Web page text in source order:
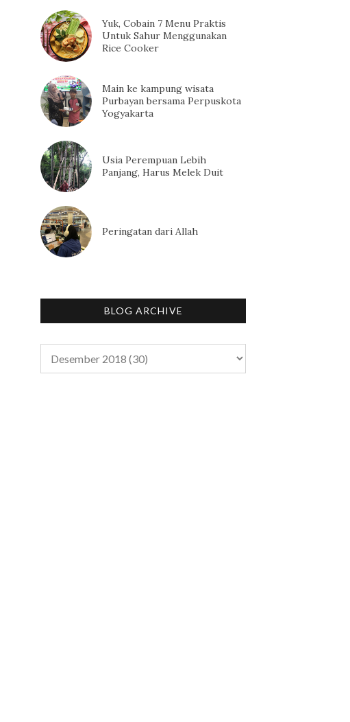
Yuk, Cobain 7 Menu Praktis
Untuk Sahur Menggunakan
Rice Cooker
Main ke kampung wisata
Purbayan bersama Perpuskota
Yogyakarta
Usia Perempuan Lebih
Panjang, Harus Melek Duit
Peringatan dari Allah
BLOG ARCHIVE